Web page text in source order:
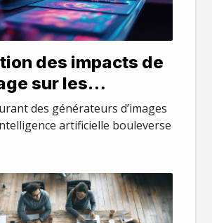
des impacts de
sur les
créatives
des générateurs d’images
artificielle bouleverse